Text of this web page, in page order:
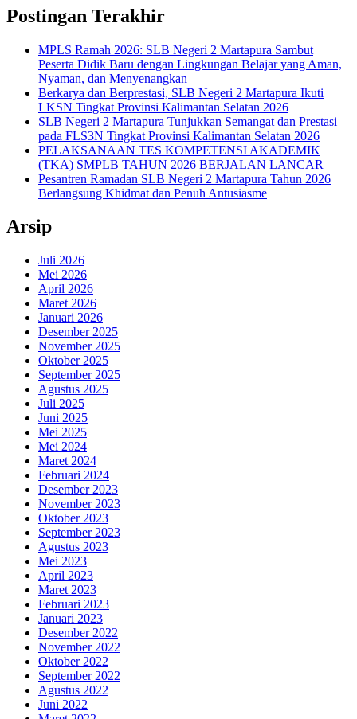
Postingan Terakhir
MPLS Ramah 2026: SLB Negeri 2 Martapura Sambut
Peserta Didik Baru dengan Lingkungan Belajar yang Aman,
Nyaman, dan Menyenangkan
Berkarya dan Berprestasi, SLB Negeri 2 Martapura Ikuti
LKSN Tingkat Provinsi Kalimantan Selatan 2026
SLB Negeri 2 Martapura Tunjukkan Semangat dan Prestasi
pada FLS3N Tingkat Provinsi Kalimantan Selatan 2026
PELAKSANAAN TES KOMPETENSI AKADEMIK
(TKA) SMPLB TAHUN 2026 BERJALAN LANCAR
Pesantren Ramadan SLB Negeri 2 Martapura Tahun 2026
Berlangsung Khidmat dan Penuh Antusiasme
Arsip
Juli 2026
Mei 2026
April 2026
Maret 2026
Januari 2026
Desember 2025
November 2025
Oktober 2025
September 2025
Agustus 2025
Juli 2025
Juni 2025
Mei 2025
Mei 2024
Maret 2024
Februari 2024
Desember 2023
November 2023
Oktober 2023
September 2023
Agustus 2023
Mei 2023
April 2023
Maret 2023
Februari 2023
Januari 2023
Desember 2022
November 2022
Oktober 2022
September 2022
Agustus 2022
Juni 2022